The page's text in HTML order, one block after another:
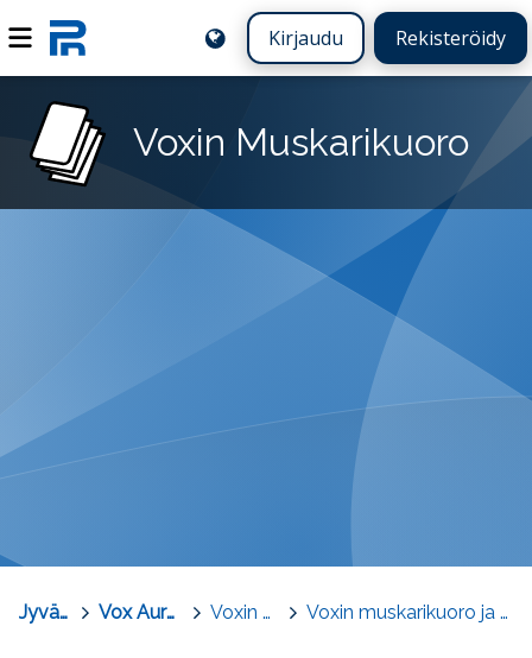
Kirjaudu Rekisteröidy
Voxin Muskarikuoro
Jyväskylä Vox Aurean kuoroperhe Voxin Muskarikuoro Voxin muskarikuoro ja Nollakakkoset